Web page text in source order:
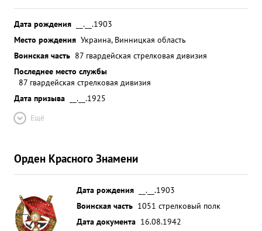
Дата рождения
__.__.1903
Место рождения Украина, Винницкая область
Воинская часть 87 гвардейская стрелковая дивизия
Последнее место службы
87 гвардейская стрелковая дивизия
Дата призыва
__.__.1925
Ещё
Орден Красного Знамени
Дата рождения
__.__.1903
Воинская часть 1051 стрелковый полк
Дата документа 16.08.1942